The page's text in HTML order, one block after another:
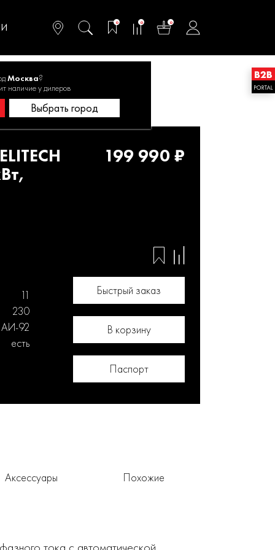
0 0 0
Москва?
наличие у дилеров
Выбрать город
15500EAW 11,0кВт, эл.старт
199 990 ₽
11
230
АИ-92
есть
Быстрый заказ
В корзину
Паспорт
Аксессуары Похожие